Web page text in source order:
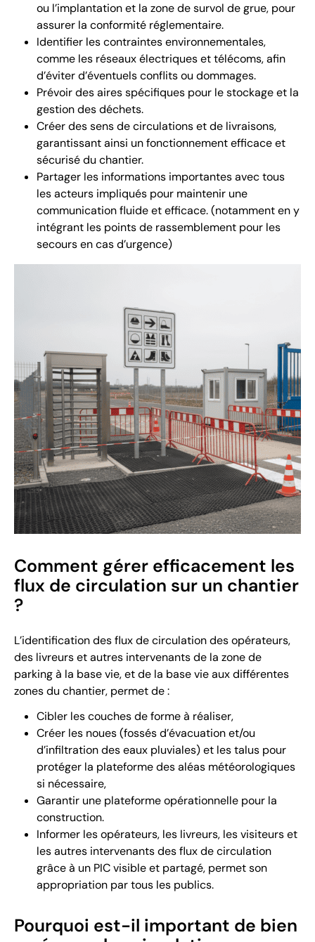
ou l’implantation et la zone de survol de grue, pour
assurer la conformité réglementaire.
Identifier les contraintes environnementales,
comme les réseaux électriques et télécoms, afin
d’éviter d’éventuels conflits ou dommages.
Prévoir des aires spécifiques pour le stockage et la
gestion des déchets.
Créer des sens de circulations et de livraisons,
garantissant ainsi un fonctionnement efficace et
sécurisé du chantier.
Partager les informations importantes avec tous
les acteurs impliqués pour maintenir une
communication fluide et efficace. (notamment en y
intégrant les points de rassemblement pour les
secours en cas d’urgence)
Comment gérer efficacement les
flux de circulation sur un chantier
?
L’identification des flux de circulation des opérateurs,
des livreurs et autres intervenants de la zone de
parking à la base vie, et de la base vie aux différentes
zones du chantier, permet de :
Cibler les couches de forme à réaliser,
Créer les noues (fossés d’évacuation et/ou
d’infiltration des eaux pluviales) et les talus pour
protéger la plateforme des aléas météorologiques
si nécessaire,
Garantir une plateforme opérationnelle pour la
construction.
Informer les opérateurs, les livreurs, les visiteurs et
les autres intervenants des flux de circulation
grâce à un PIC visible et partagé, permet son
appropriation par tous les publics.
Pourquoi est-il important de bien